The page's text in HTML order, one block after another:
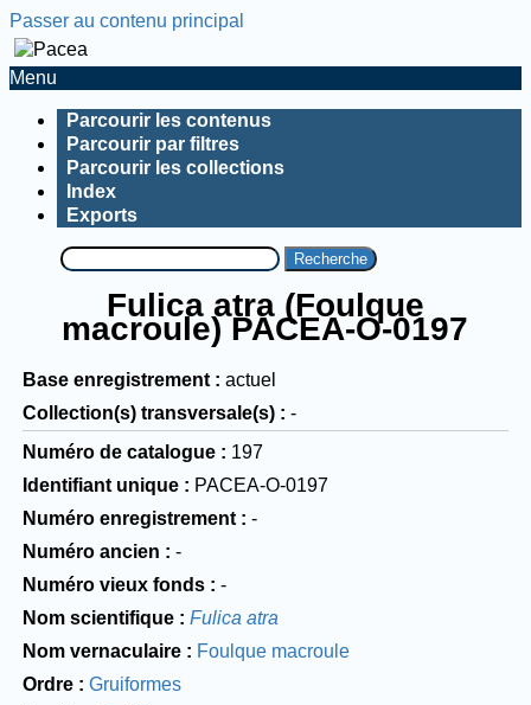
Passer au contenu principal
Menu
Parcourir les contenus
Parcourir par filtres
Parcourir les collections
Index
Exports
Recherche
Fulica atra (Foulque
macroule) PACEA-O-0197
Base enregistrement
actuel
Collection(s) transversale(s)
-
Numéro de catalogue
197
Identifiant unique
PACEA-O-0197
Numéro enregistrement
-
Numéro ancien
-
Numéro vieux fonds
-
Nom scientifique
Fulica atra
Nom vernaculaire
Foulque macroule
Ordre
Gruiformes